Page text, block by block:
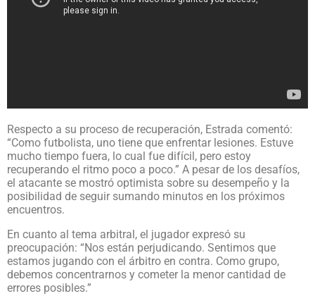
Respecto a su proceso de recuperación, Estrada comentó:
“Como futbolista, uno tiene que enfrentar lesiones. Estuve
mucho tiempo fuera, lo cual fue difícil, pero estoy
recuperando el ritmo poco a poco.” A pesar de los desafíos,
el atacante se mostró optimista sobre su desempeño y la
posibilidad de seguir sumando minutos en los próximos
encuentros.
En cuanto al tema arbitral, el jugador expresó su
preocupación: “Nos están perjudicando. Sentimos que
estamos jugando con el árbitro en contra. Como grupo,
debemos concentrarnos y cometer la menor cantidad de
errores posibles.”